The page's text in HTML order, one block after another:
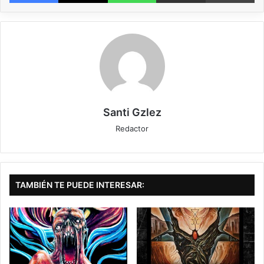
PANTERA, amigos de los últimos trabajos de DECAPITATED, amigos de esa
llevan a lo más alto, amigos del riffs de guitarra resultón, amigos de los
sonidos modernos pero no modernetes, amigos del headbanging, amigos
metal, de la música y de un buen rato de death sin contemplaciones ni
complicaciones, aquí tenéis otro disco para ello.
Y ojo, que digo “otro” en el sentido despectivo de la palabra, pero no por
ello debe obviarse este trabajo. No tiene nada nuevo, nada diferente, pero
una pegada brutal, bajo gordo y derribador, todo perfecto.
Riffs de esos que a la segunda ya te sabes de memoria y que estás
esperando su llegada segundos antes de su inicio. Voz agresiva, poderosa,
con estrofas. Todo esto en diez canciones de esas que te hacen moverte
todo el tiempo cuando las escuchas, que hacen que el CD se pase
volando, y que se disfruta entero y del tirón, pero también sin pena ni
gloria, sin momentos gloriosos y sabiendo que has escuchado esto más
veces, muchas más, y algunas con más acierto y enganche.
Santi Gzlez
Redactor
TAMBIÉN TE PUEDE INTERESAR: